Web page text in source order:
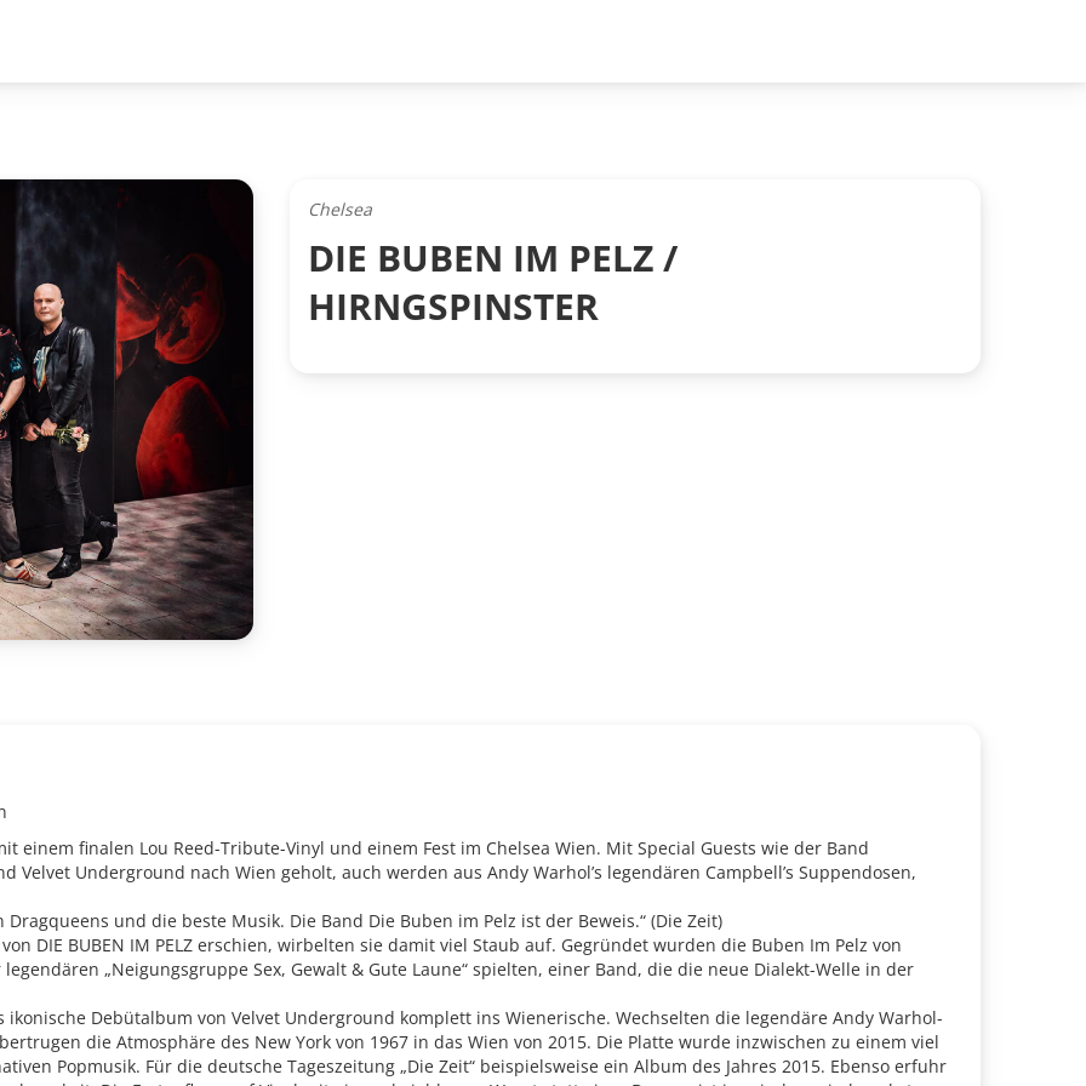
Chelsea
DIE BUBEN IM PELZ /
HIRNGSPINSTER
einem finalen Lou Reed-Tribute-Vinyl und einem Fest im Chelsea Wien. Mit Special Guests wie der Band
Underground nach Wien geholt, auch werden aus Andy Warhol’s legendären Campbell’s Suppendosen,
und die beste Musik. Die Band Die Buben im Pelz ist der Beweis.“ (Die Zeit)
DIE BUBEN IM PELZ erschien, wirbelten sie damit viel Staub auf. Gegründet wurden die Buben Im Pelz von
„Neigungsgruppe Sex, Gewalt & Gute Laune“ spielten, einer Band, die die neue Dialekt-Welle in der
Debütalbum von Velvet Underground komplett ins Wienerische. Wechselten die legendäre Andy Warhol-
die Atmosphäre des New York von 1967 in das Wien von 2015. Die Platte wurde inzwischen zu einem viel
Popmusik. Für die deutsche Tageszeitung „Die Zeit“ beispielsweise ein Album des Jahres 2015. Ebenso erfuhr